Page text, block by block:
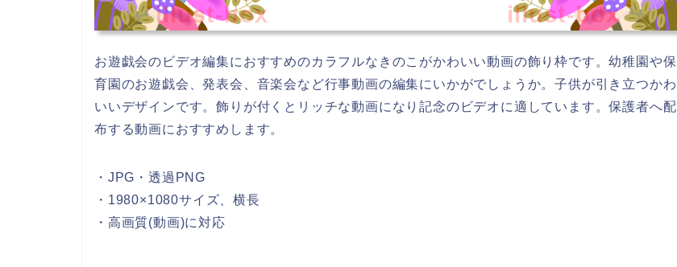
illust-box illust-box
お遊戯会のビデオ編集におすすめのカラフルなきのこがかわいい動画の飾り枠です。幼稚園や保
育園のお遊戯会、発表会、音楽会など行事動画の編集にいかがでしょうか。子供が引き立つかわ
いいデザインです。飾りが付くとリッチな動画になり記念のビデオに適しています。保護者へ配
布する動画におすすめします。
・JPG・透過PNG
・1980×1080サイズ、横長
・高画質(動画)に対応